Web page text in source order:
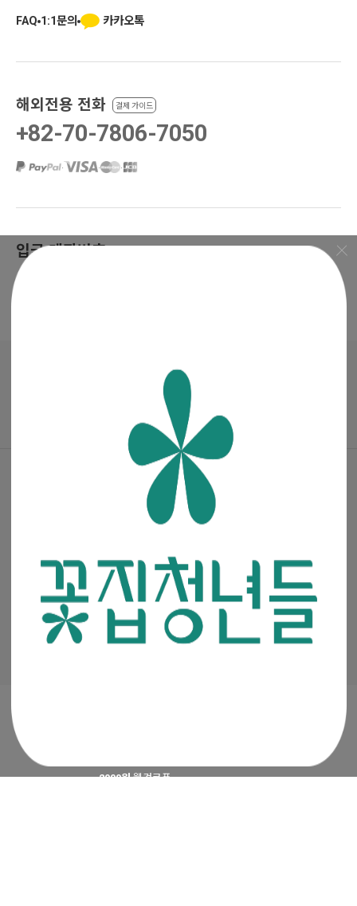
FAQ 1:1문의 카카오톡
해외전용 전화 결제 가이드
+82-70-7806-7050
· · ·
입금 계좌번호
꽃집청년들 파트너스(멘코넷)
이용약관 개인정보처리방침
제휴 및 제안 :
partners@mencoz.com
팩스 : 02-6442-0106
서울시 금천구 디지털로 121, 에이스가산타워 301호, 302호
2000원웰컴쿠폰